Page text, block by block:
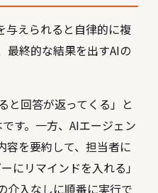
与えられると自律的に複
最終的な結果を出すAIの
と回答が返ってくる」と
す。一方、AIエージェン
容を要約して、担当者に
にリマインドを入れる」
介入なしに順番に実行で